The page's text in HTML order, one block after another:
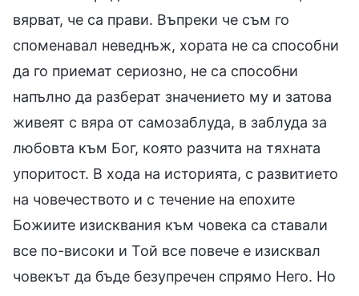
вярват, че са прави. Въпреки че съм го
споменавал неведнъж, хората не са способни
да го приемат сериозно, не са способни
напълно да разберат значението му и затова
живеят с вяра от самозаблуда, в заблуда за
любовта към Бог, която разчита на тяхната
упоритост. В хода на историята, с развитието
на човечеството и с течение на епохите
Божиите изисквания към човека са ставали
все по-високи и Той все повече е изисквал
човекът да бъде безупречен спрямо Него. Но